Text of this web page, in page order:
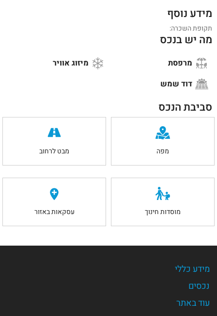
מידע נוסף
תקופת השכרה:
מה יש בנכס
מרפסת
מיזוג אוויר
דוד שמש
סביבת הנכס
מפה מבט לרחוב
מוסדות חינוך עסקאות באזור
מידע כללי
נכסים
עוד באתר